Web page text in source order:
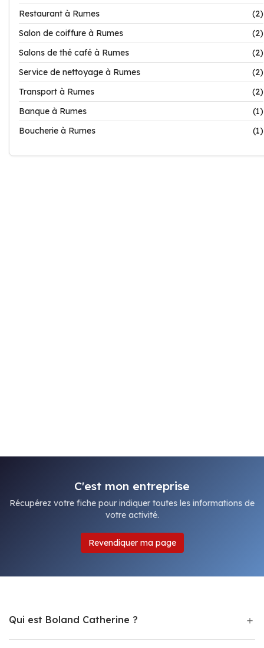
Restaurant à Rumes
(2)
Salon de coiffure à Rumes
(2)
Salons de thé café à Rumes
(2)
Service de nettoyage à Rumes
(2)
Transport à Rumes
(2)
Banque à Rumes
(1)
Boucherie à Rumes
(1)
C'est mon entreprise
Récupérez votre fiche pour indiquer toutes les informations de
votre activité.
Revendiquer ma page
Qui est Boland Catherine ?